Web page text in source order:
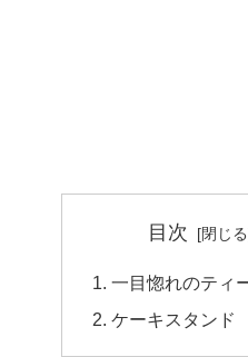
目次
一目惚れのティ
ケーキスタンド